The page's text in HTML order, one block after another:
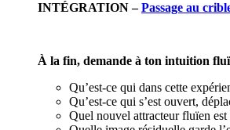
INTÉGRATION –Passage au
À la fin, demande à ton intuition
Qu’est-ce qui dans cette
Qu’est-ce qui s’est ouvert,
Quel nouvel attracteur fluïen